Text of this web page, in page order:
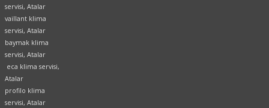
servisi, Atalar
vaillant klima
servisi, Atalar
baymak klima
servisi, Atalar
eca klima servisi,
Atalar
profilo klima
servisi, Atalar